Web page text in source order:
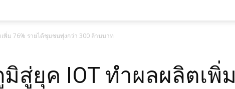
พิ่ม 76% รายได้ชุมชนพุ่งกว่า 300 ล้านบาท
สู่ยุค IOT ทำผลผลิตเพิ่ม